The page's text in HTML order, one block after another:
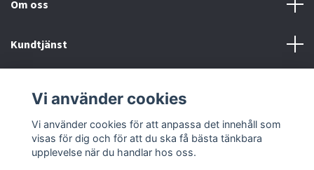
Om oss
Kundtjänst
Sociala medier
Vi använder cookies
Vi använder cookies för att anpassa det innehåll som
visas för dig och för att du ska få bästa tänkbara
upplevelse när du handlar hos oss.